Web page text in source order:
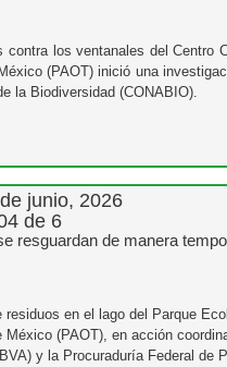
los ventanales del Centro
(PAOT) inició una
la Biodiversidad (CONABIO).
junio, 2026
de 6
resguardan de manera
en el lago del Parque
(PAOT), en acción
y la Procuraduría Federal de